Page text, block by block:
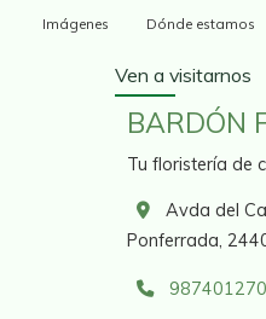
Imágenes Dónde estamos
Ven a visitarnos
BARDÓN
Tu floristería de
Avda del
Ponferrada,
987401270